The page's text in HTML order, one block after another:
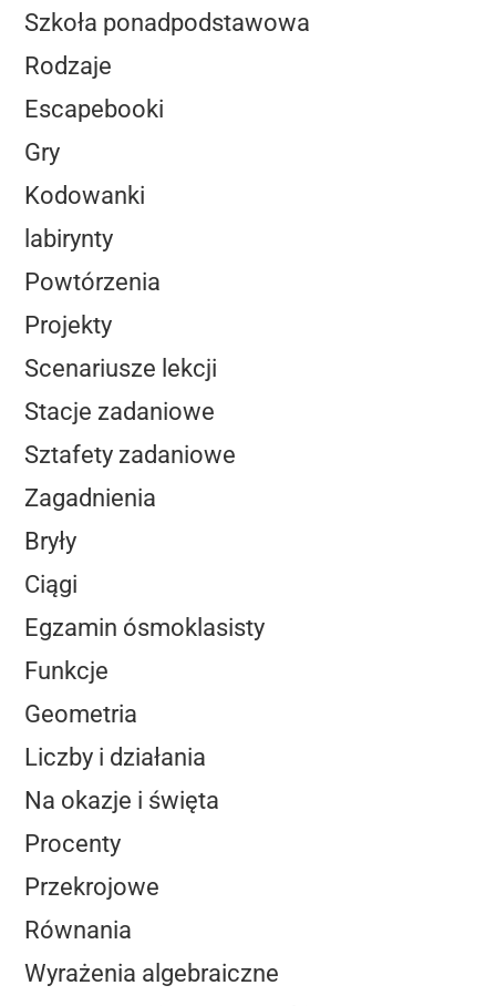
Szkoła ponadpodstawowa
Rodzaje
Escapebooki
Gry
Kodowanki
labirynty
Powtórzenia
Projekty
Scenariusze lekcji
Stacje zadaniowe
Sztafety zadaniowe
Zagadnienia
Bryły
Ciągi
Egzamin ósmoklasisty
Funkcje
Geometria
Liczby i działania
Na okazje i święta
Procenty
Przekrojowe
Równania
Wyrażenia algebraiczne